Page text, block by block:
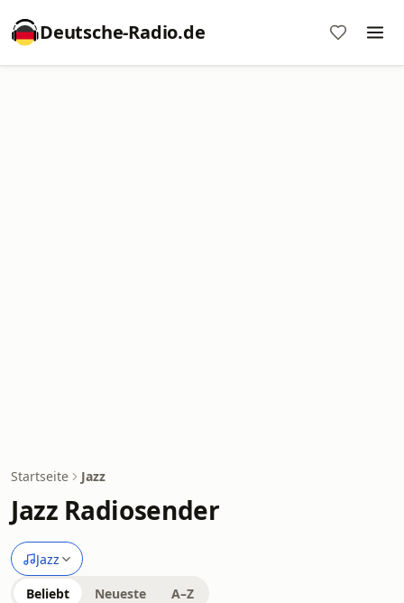
Deutsche-Radio.de
Startseite Jazz
Jazz Radiosender
Jazz
Beliebt Neueste A–Z